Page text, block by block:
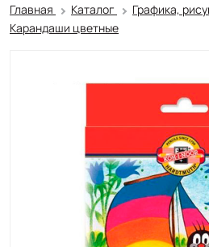
Главная Каталог
Графика,
Карандаши цветные